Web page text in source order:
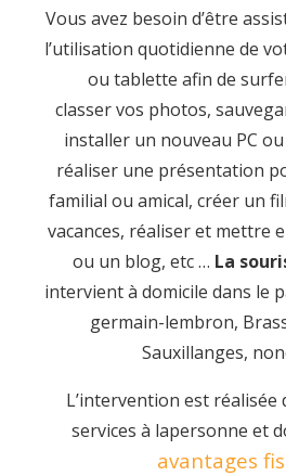
Vous avez besoin d’être
l’utilisation quotidienne de
ou tablette afin de
classer vos photos,
installer un nouveau PC
réaliser une présentation
familial ou amical, créer un
vacances, réaliser et mettre
ou un blog, etc … La
intervient à domicile dans le
germain-lembron,
Sauxillanges,
L’intervention est réalisée
services à lapersonne et
avantages